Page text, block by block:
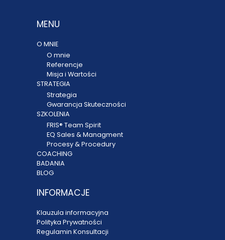
MENU
O MNIE
O mnie
Referencje
Misja i Wartości
STRATEGIA
Strategia
Gwarancja Skuteczności
SZKOLENIA
FRIS® Team Spirit
EQ Sales & Managment
Procesy & Procedury
COACHING
BADANIA
BLOG
INFORMACJE
Klauzula informacyjna
Polityka Prywatności
Regulamin Konsultacji